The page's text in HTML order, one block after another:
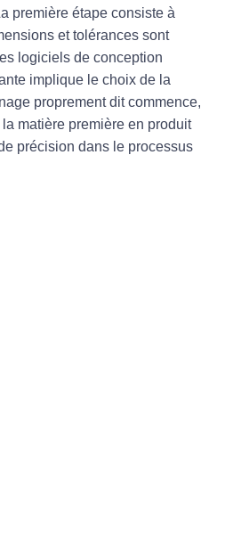
première étape consiste à
et tolérances sont
logiciels de conception
implique le choix de la
proprement dit commence,
matière première en produit
précision dans le processus